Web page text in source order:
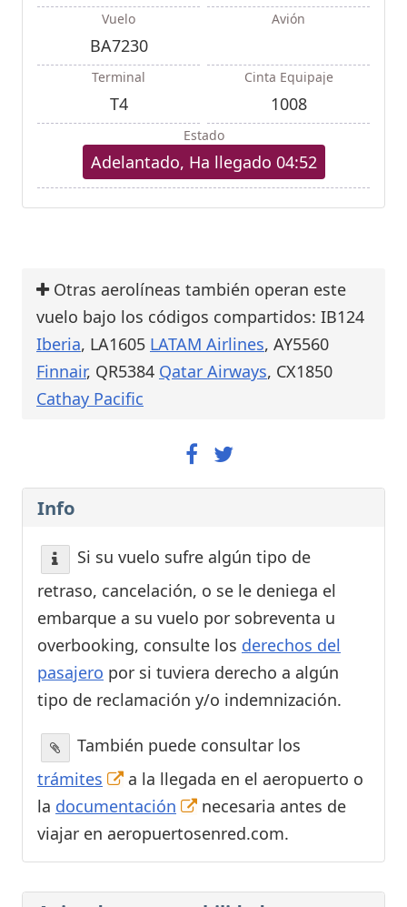
Vuelo
BA7230
Avión
Terminal
T4
Cinta Equipaje
1008
Estado
Adelantado, Ha llegado 04:52
Otras aerolíneas también operan este
vuelo bajo los códigos compartidos: IB124
Iberia, LA1605 LATAM Airlines, AY5560
Finnair, QR5384 Qatar Airways, CX1850
Cathay Pacific
Info
Si su vuelo sufre algún tipo de
retraso, cancelación, o se le deniega el
embarque a su vuelo por sobreventa u
overbooking, consulte los derechos del
pasajero por si tuviera derecho a algún
tipo de reclamación y/o indemnización.
También puede consultar los
trámites
a la llegada en el aeropuerto o
la documentación
necesaria antes de
viajar en aeropuertosenred.com.